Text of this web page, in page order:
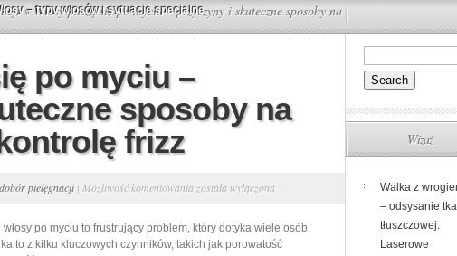
– typy włosów i sytuacje specjalne
» Włosy puszą się po myciu – przyczyny i skuteczne sposoby na
po myciu –
sposoby na
frizz
pielęgnacji| Możliwość komentowania Włosy
puszą
się
po
została wyłączona
włosy po myciu to frustrujący problem, który dotyka wiele osób.
to z kilku kluczowych czynników, takich jak porowatość
Wizaż
Walka z
– odsysanie
tłuszczowej.
Laserowe